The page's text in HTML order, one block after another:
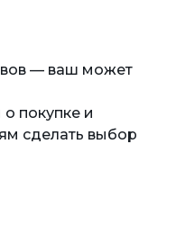
— ваш может
покупке и
сделать выбор